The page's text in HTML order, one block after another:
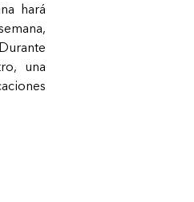
hará
una